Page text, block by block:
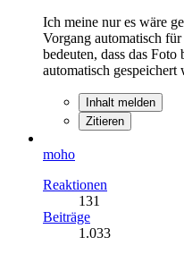
Ich meine nur es wäre
Vorgang automatisch
bedeuten, dass das
automatisch gespeichert
Inhalt melden
Zitieren
moho
Reaktionen
131
Beiträge
1.033